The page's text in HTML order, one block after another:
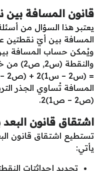
قانون المسافة بين
يعتبر هذا السؤال من
المسافة بين أيّ نقطتين
(ص2 – ص1)2.
اشتقاق قانون
تستطيع اشتقاق قانون
يأتي:
تحديد إحداثيّات